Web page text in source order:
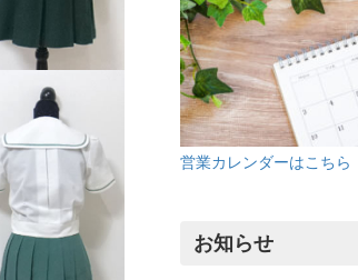
営業カレンダーはこちら
お知らせ